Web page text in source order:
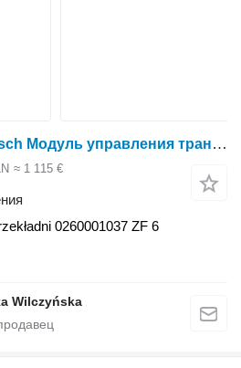
Блок управления Bosch Модуль управления трансмиссией Agrotron 260 265 Same 0260001037 ZF 6 для трактора колесного Deutz Agrotron 260 265
≈ 1 115 €
0260001037 ZF 6
Wilczyńska